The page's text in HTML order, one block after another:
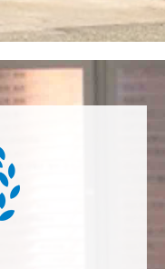
頑張ってくださ
方の苦労がよく理
に出ている「重た
やすい折り戸化」
なければならない